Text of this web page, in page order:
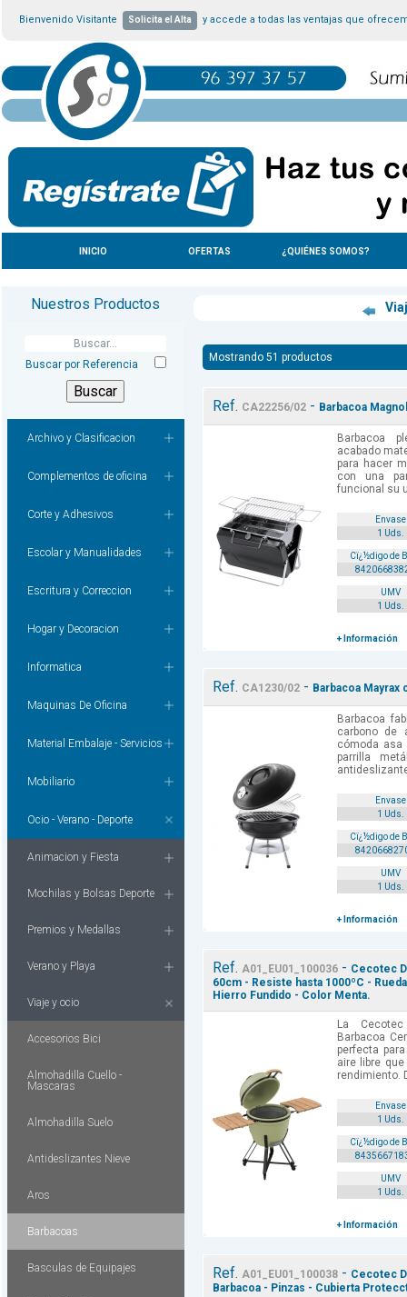
Bienvenido Visitante Solicita el Alta y accede a todas las ventajas que
INICIO OFERTAS ¿QUIÉNES SOMOS?
Nuestros Productos
Buscar por Referencia
Archivo y Clasificacion
Complementos de oficina
Corte y Adhesivos
Escolar y Manualidades
Escritura y Correccion
Hogar y Decoracion
Informatica
Maquinas De Oficina
Material Embalaje - Servicios
Mobiliario
Ocio - Verano - Deporte
Animacion y Fiesta
Mochilas y Bolsas Deporte
Premios y Medallas
Verano y Playa
Viaje y ocio
Accesorios Bici
Almohadilla Cuello -
Mascaras
Almohadilla Suelo
Antideslizantes Nieve
Aros
Barbacoas
Basculas de Equipajes
Mostrando 51 productos
Ref. CA22256/02- Barbacoa
Barbacoa
acabado
para hacer
con una
funcional su
Envase
1 Uds.
Cï¿½digo de
UMV
1 Uds.
+ Información
Ref. CA1230/02- Barbacoa
Barbacoa
carbono de
cómoda
parrilla
Envase
1 Uds.
Cï¿½digo de
UMV
1 Uds.
+ Información
Ref. A01_EU01_100036- Cecotec
60cm - Resiste hasta 1000ºC -
Hierro Fundido - Color Menta.
La
Barbacoa
perfecta
aire libre
rendimiento.
Envase
1 Uds.
Cï¿½digo de
UMV
1 Uds.
+ Información
Ref. A01_EU01_100038- Cecotec
Barbacoa - Pinzas - Cubierta